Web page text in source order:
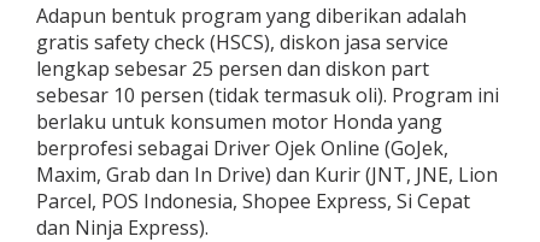
r
i
k
a
n
P
r
o
m
o
D
Adapun bentuk program yang diberikan adalah
gratis safety check (HSCS), diskon jasa service
lengkap sebesar 25 persen dan diskon part
sebesar 10 persen (tidak termasuk oli). Program ini
berlaku untuk konsumen motor Honda yang
berprofesi sebagai Driver Ojek Online (GoJek,
Maxim, Grab dan In Drive) dan Kurir (JNT, JNE, Lion
Parcel, POS Indonesia, Shopee Express, Si Cepat
dan Ninja Express).